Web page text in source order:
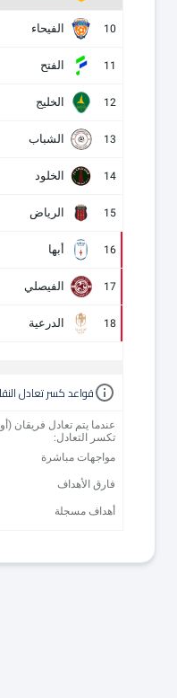
10 الفيحاء
11 الفتح
12 الخليج
13 الشباب
14 الخلود
15 الرياض
16 أبها
17 الفيصلي
18 الدرعية
قواعد كسر تعادل
عندما يتم تعادل فريقان
تكسر التعادل:
مواجهات مباشرة
فارق الأهداف
أهداف مسجلة